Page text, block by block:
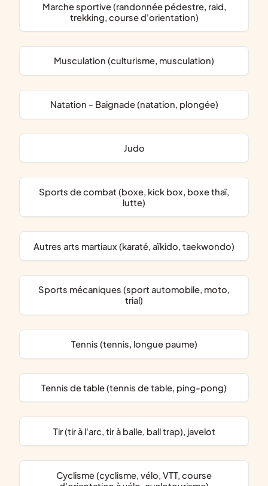
Marche sportive (randonnée pédestre, raid,
trekking, course d'orientation)
Musculation (culturisme, musculation)
Natation - Baignade (natation, plongée)
Judo
Sports de combat (boxe, kick box, boxe thaï,
lutte)
Autres arts martiaux (karaté, aïkido, taekwondo)
Sports mécaniques (sport automobile, moto,
trial)
Tennis (tennis, longue paume)
Tennis de table (tennis de table, ping-pong)
Tir (tir à l'arc, tir à balle, ball trap), javelot
Cyclisme (cyclisme, vélo, VTT, course